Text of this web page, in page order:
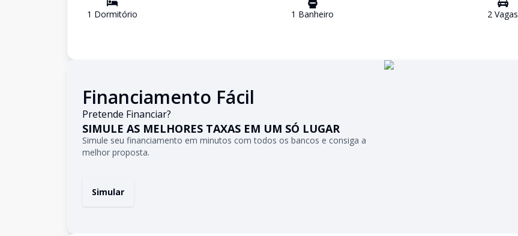
1 Dormitório 1 Banheiro 2 Vagas
Financiamento Fácil
Pretende Financiar?
SIMULE AS MELHORES TAXAS EM UM SÓ LUGAR
Simule seu financiamento em minutos com todos os bancos e consiga a
melhor proposta.
Simular